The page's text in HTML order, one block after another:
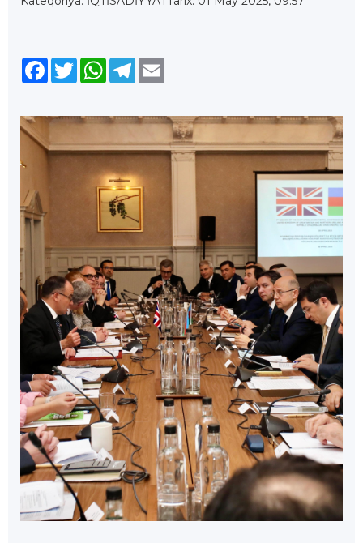
Facebook
TwitterWhatsApp
Telegram